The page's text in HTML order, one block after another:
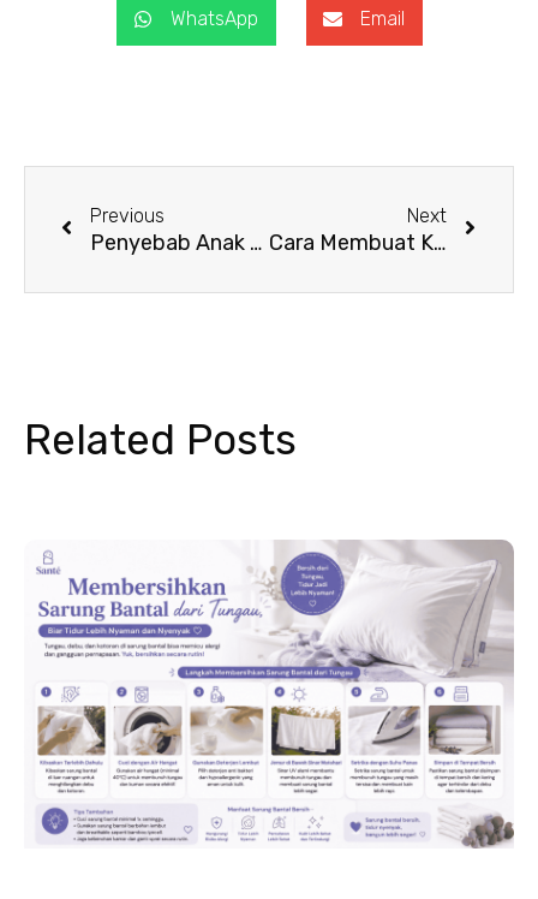
WhatsApp Email
Previous
Penyebab Anak Gelisah Saat Tidur yang Perlu Diketahui Orang Tua
Next
Cara Membuat Kamar Anak Nyaman untuk Tidur Agar Istirahat Lebih Berkualitas
Related Posts